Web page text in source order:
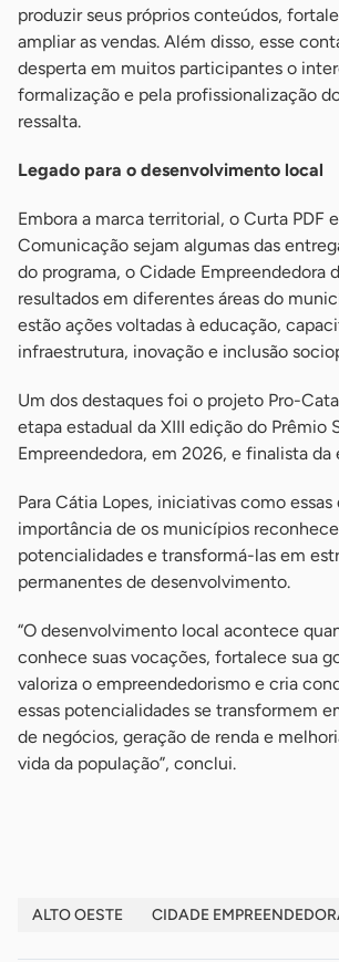
produzir seus próprios conteúdos,
ampliar as vendas. Além disso, esse
desperta em muitos participantes o
formalização e pela profissionalização
ressalta.
Legado para o desenvolvimento local
Embora a marca territorial, o Curta PDF
Comunicação sejam algumas das
do programa, o Cidade Empreendedora
resultados em diferentes áreas do
estão ações voltadas à educação,
infraestrutura, inovação e inclusão
Um dos destaques foi o projeto Pro-
etapa estadual da XIII edição do Prêmio
Empreendedora, em 2026, e finalista da
Para Cátia Lopes, iniciativas como
importância de os municípios
potencialidades e transformá-las em
permanentes de desenvolvimento.
“O desenvolvimento local acontece
conhece suas vocações, fortalece sua
valoriza o empreendedorismo e cria
essas potencialidades se transformem
de negócios, geração de renda e
vida da população”, conclui.
ALTO OESTE CIDADE